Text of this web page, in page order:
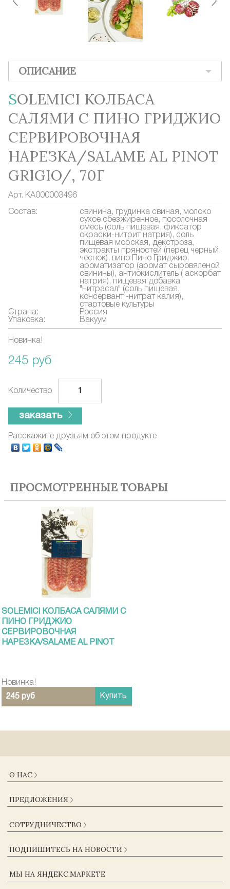
ОПИСАНИЕ
SOLEMICI КОЛБАСА
САЛЯМИ С ПИНО ГРИДЖИО
СЕРВИРОВОЧНАЯ
НАРЕЗКА/SALAME AL PINOT
GRIGIO/, 70Г
Арт. КА000003496
Состав:
свинина, грудинка свиная, молоко
сухое обезжиренное, посолочная
смесь (соль пищевая, фиксатор
окраски-нитрит натрия), соль
пищевая морская, декстроза,
экстракты пряностей (перец черный,
чеснок), вино Пино Гриджио,
ароматизатор (аромат сыровяленой
свинины), антиокислитель ( аскорбат
натрия), пищевая добавка
"нитрасал" (соль пищевая,
консервант -нитрат калия),
стартовые культуры
Страна:
Россия
Упаковка:
Вакуум
Новинка!
245 руб
Количество
заказать
Расскажите друзьям об этом продукте
ПРОСМОТРЕННЫЕ ТОВАРЫ
SOLEMICI КОЛБАСА САЛЯМИ С
ПИНО ГРИДЖИО
СЕРВИРОВОЧНАЯ
НАРЕЗКА/SALAME AL PINOT
Новинка!
245 руб
Купить
О НАС
ДОСТАВКА И ОПЛАТА
ЖУРНАЛ
КОНТАКТЫ
ПОЛЬЗОВАТЕЛЬСКОЕ СОГЛАШЕНИЕ
ОФЕРТА
ПРЕДЛОЖЕНИЯ
СОТРУДНИЧЕСТВО
ПОСТАВЩИКАМ
ВАКАНСИИ
ПОДПИШИТЕСЬ НА НОВОСТИ
МЫ НА ЯНДЕКС.МАРКЕТЕ